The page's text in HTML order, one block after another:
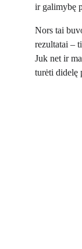
ir galimybę
Nors tai
rezultatai –
Juk net ir
turėti didelę